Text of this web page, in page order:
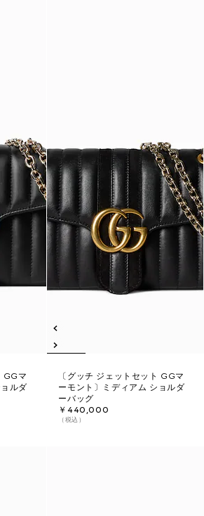
GGマ
ルダ
〔グッチ ジェットセット GGマ
ーモント〕ミディアム ショルダ
ーバッグ
￥440,000
（税込）